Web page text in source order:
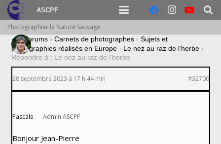
ASCPF
Photographier la Nature Sauvage
› Forums › Carnets de photographes › Sujets et
photographies réalisés en Europe › Le nez au raz de l’herbe ›
Répondre à : Le nez au raz de l’herbe
28 septembre 2023 à 17 h 44 min #32700
Pascale Admin ASCPF
Bonjour Jean-Pierre